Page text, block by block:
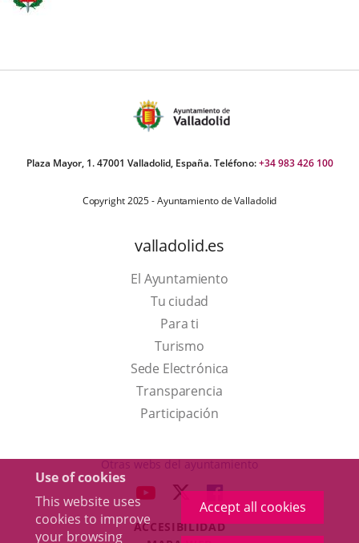
Use of cookies
This website uses
cookies to improve
your browsing
Accept all cookies
Plaza Mayor, 1. 47001 Valladolid, España. Teléfono:+34 983 426 100
Copyright 2025 - Ayuntamiento de Valladolid
valladolid.es
El Ayuntamiento
Tu ciudad
Para ti
TurismoThis
link
will
open
a
up
window.
Sede Electrónica
Transparencia
Participación
Otras webs del ayuntamiento
LINK
EXTERNAL
LINK
TO
EXTERNAL
LINK
TO
EXTERNAL
ACCESIBILIDAD